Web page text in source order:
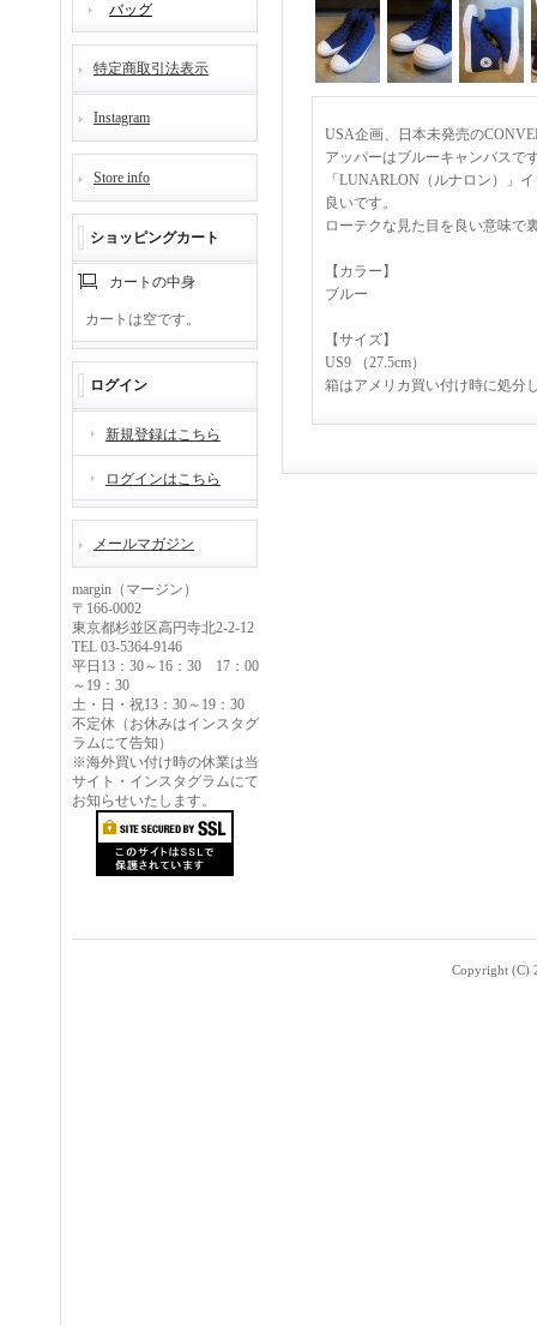
バッグ
特定商取引法表示
Instagram
Store info
ショッピングカート
カートの中身
カートは空です。
ログイン
新規登録はこちら
ログインはこちら
メールマガジン
margin（マージン）
〒166-0002
東京都杉並区高円寺北2-2-12
TEL 03-5364-9146
平日13：30～16：30 17：00
～19：30
土・日・祝13：30～19：30
不定休（お休みはインスタグ
ラムにて告知）
※海外買い付け時の休業は当
サイト・インスタグラムにて
お知らせいたします。
USA企画、日本未発売の
アッパーはブルーキャンバスで
「LUNARLON（ルナロン）」
良いです。
ローテクな見た目を良い意味で
【カラー】
ブルー
【サイズ】
US9 （27.5cm）
箱はアメリカ買い付け時に処分
Copyright (C)